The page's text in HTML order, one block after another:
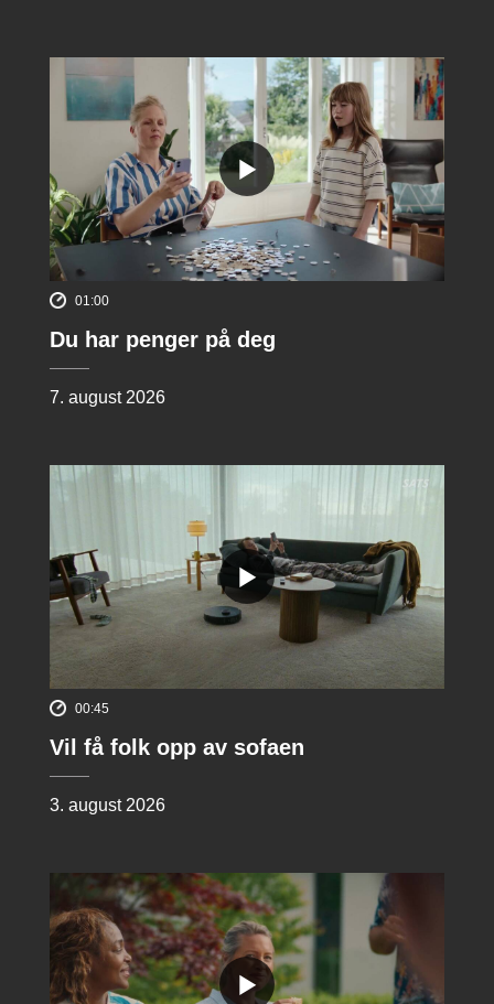
01:00
Du har penger på deg
7. august 2026
00:45
Vil få folk opp av sofaen
3. august 2026